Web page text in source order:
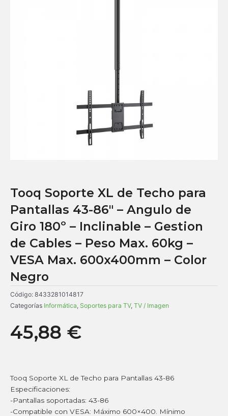
Tooq Soporte XL de Techo para
Pantallas 43-86″ – Angulo de
Giro 180º – Inclinable – Gestion
de Cables – Peso Max. 60kg –
VESA Max. 600x400mm – Color
Negro
Código: 8433281014817
Categorías Informática, Soportes para TV, TV / Imagen
45,88 €
Tooq Soporte XL de Techo para Pantallas 43-86
Especificaciones:
-Pantallas soportadas: 43-86
-Compatible con VESA: Máximo 600×400. Mínimo